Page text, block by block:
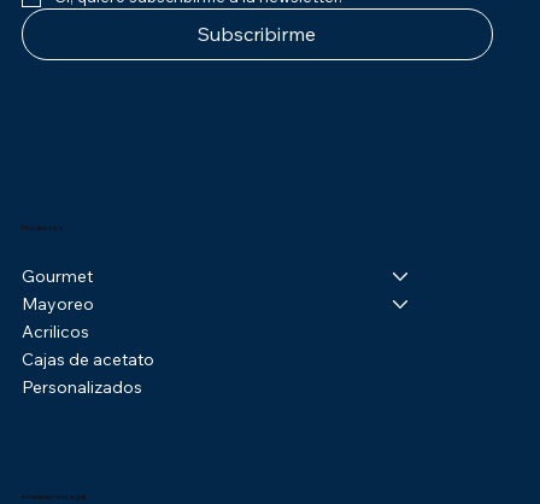
Subscribirme
Productos
Gourmet
Mayoreo
Acrilicos
Cajas de acetato
Personalizados
Información Legal